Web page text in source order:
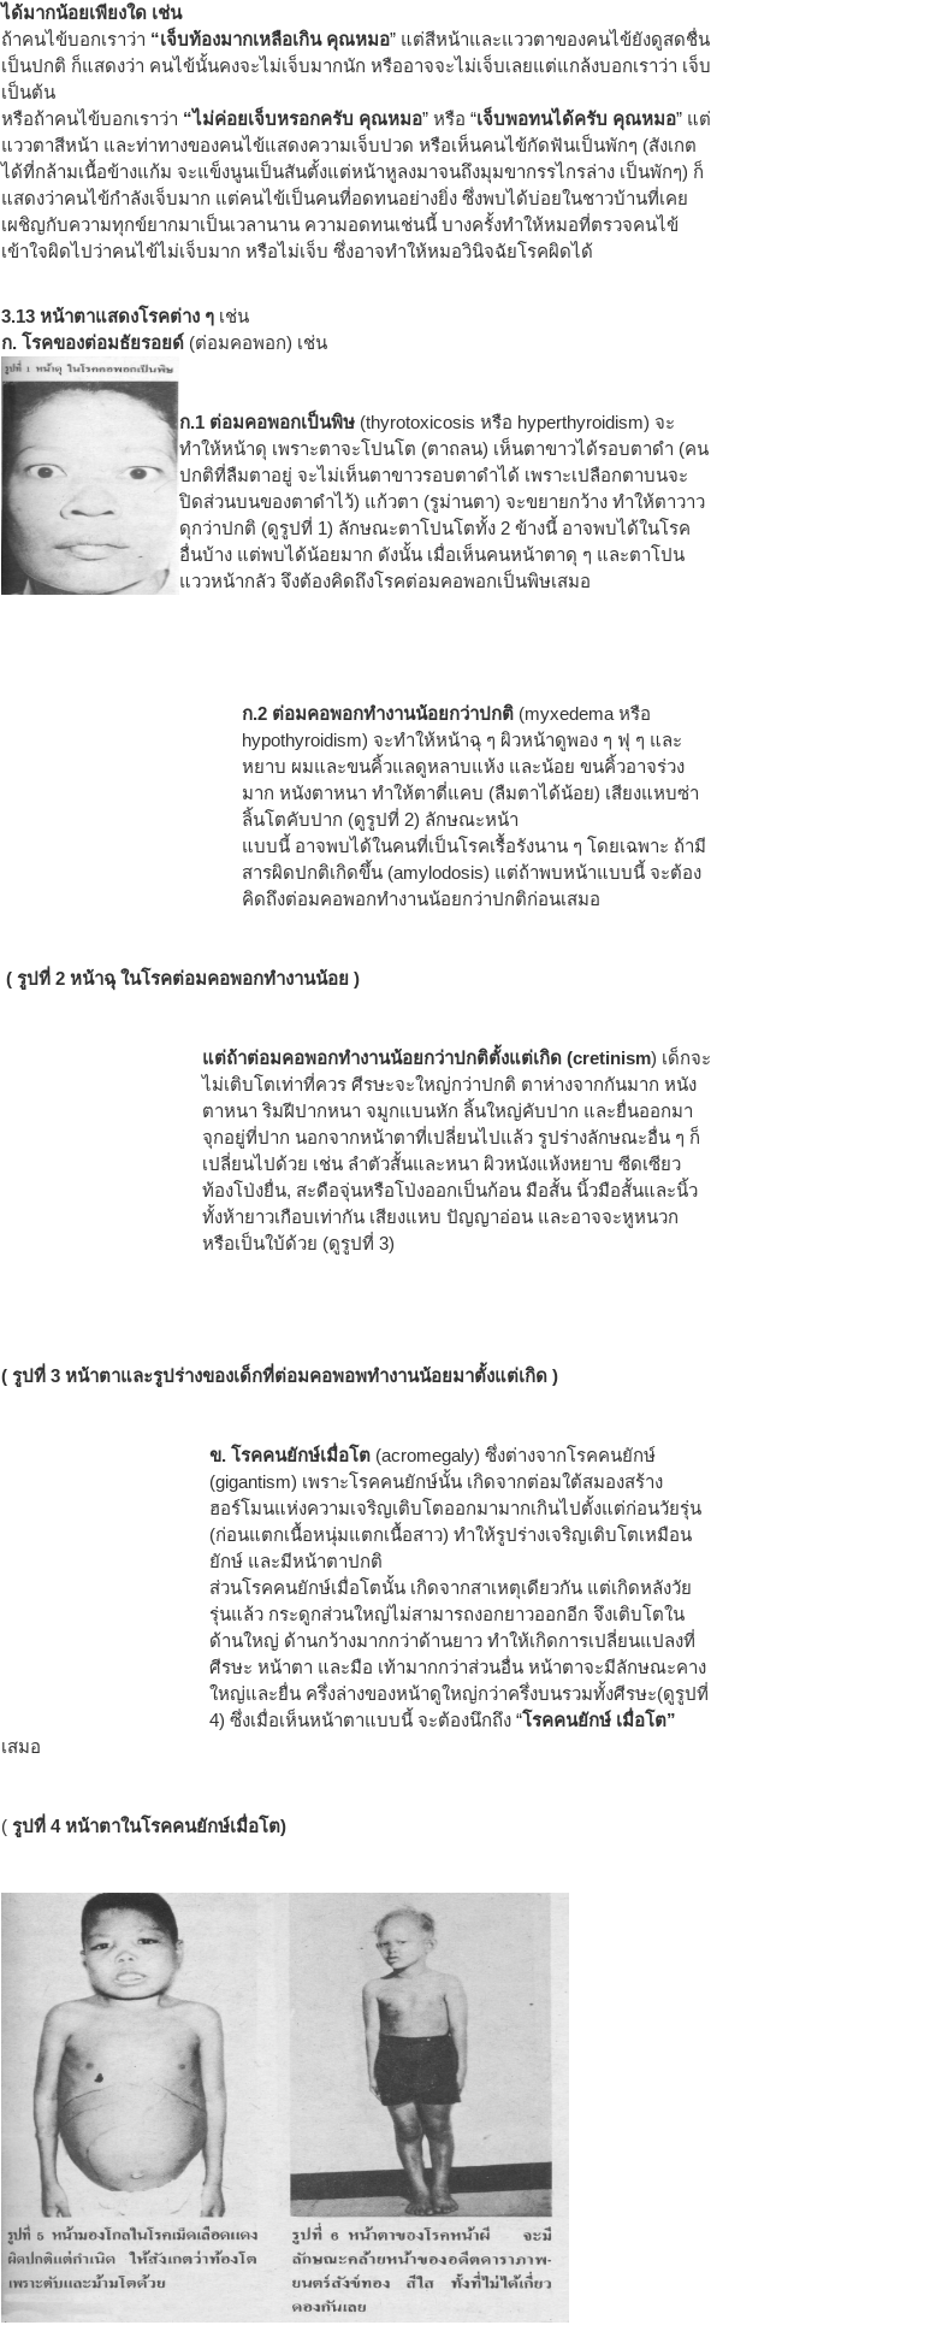
ได้มากน้อยเพียงใด เช่น
ถ้าคนไข้บอกเราว่า “เจ็บท้องมากเหลือเกิน คุณหมอ” แต่สีหน้าและแววตาของคนไข้ยังดูสดชื่น
เป็นปกติ ก็แสดงว่า คนไข้นั้นคงจะไม่เจ็บมากนัก หรืออาจจะไม่เจ็บเลยแต่แกล้งบอกเราว่า เจ็บ
เป็นต้น
หรือถ้าคนไข้บอกเราว่า “ไม่ค่อยเจ็บหรอกครับ คุณหมอ” หรือ “เจ็บพอทนได้ครับ คุณหมอ” แต่
แววตาสีหน้า และท่าทางของคนไข้แสดงความเจ็บปวด หรือเห็นคนไข้กัดฟันเป็นพักๆ (สังเกต
ได้ที่กล้ามเนื้อข้างแก้ม จะแข็งนูนเป็นสันตั้งแต่หน้าหูลงมาจนถึงมุมขากรรไกรล่าง เป็นพักๆ) ก็
แสดงว่าคนไข้กำลังเจ็บมาก แต่คนไข้เป็นคนที่อดทนอย่างยิ่ง ซึ่งพบได้บ่อยในชาวบ้านที่เคย
เผชิญกับความทุกข์ยากมาเป็นเวลานาน ความอดทนเช่นนี้ บางครั้งทำให้หมอที่ตรวจคนไข้
เข้าใจผิดไปว่าคนไข้ไม่เจ็บมาก หรือไม่เจ็บ ซึ่งอาจทำให้หมอวินิจฉัยโรคผิดได้
3.13 หน้าตาแสดงโรคต่าง ๆ เช่น
ก. โรคของต่อมธัยรอยด์ (ต่อมคอพอก) เช่น
ก.1 ต่อมคอพอกเป็นพิษ (thyrotoxicosis หรือ hyperthyroidism) จะ
ทำให้หน้าดุ เพราะตาจะโปนโต (ตาถลน) เห็นตาขาวได้รอบตาดำ (คน
ปกติที่ลืมตาอยู่ จะไม่เห็นตาขาวรอบตาดำได้ เพราะเปลือกตาบนจะ
ปิดส่วนบนของตาดำไว้) แก้วตา (รูม่านตา) จะขยายกว้าง ทำให้ตาวาว
ดุกว่าปกติ (ดูรูปที่ 1) ลักษณะตาโปนโตทั้ง 2 ข้างนี้ อาจพบได้ในโรค
อื่นบ้าง แต่พบได้น้อยมาก ดังนั้น เมื่อเห็นคนหน้าตาดุ ๆ และตาโปน
แววหน้ากลัว จึงต้องคิดถึงโรคต่อมคอพอกเป็นพิษเสมอ
ก.2 ต่อมคอพอกทำงานน้อยกว่าปกติ (myxedema หรือ
hypothyroidism) จะทำให้หน้าฉุ ๆ ผิวหน้าดูพอง ๆ ฟุ ๆ และ
หยาบ ผมและขนคิ้วแลดูหลาบแห้ง และน้อย ขนคิ้วอาจร่วง
มาก หนังตาหนา ทำให้ตาตี่แคบ (ลืมตาได้น้อย) เสียงแหบซ่า
ลิ้นโตคับปาก (ดูรูปที่ 2) ลักษณะหน้า
แบบนี้ อาจพบได้ในคนที่เป็นโรคเรื้อรังนาน ๆ โดยเฉพาะ ถ้ามี
สารผิดปกติเกิดขึ้น (amylodosis) แต่ถ้าพบหน้าแบบนี้ จะต้อง
คิดถึงต่อมคอพอกทำงานน้อยกว่าปกติก่อนเสมอ
( รูปที่ 2 หน้าฉุ ในโรคต่อมคอพอกทำงานน้อย )
แต่ถ้าต่อมคอพอกทำงานน้อยกว่าปกติตั้งแต่เกิด (cretinism) เด็กจะ
ไม่เติบโตเท่าที่ควร ศีรษะจะใหญ่กว่าปกติ ตาห่างจากกันมาก หนัง
ตาหนา ริมฝีปากหนา จมูกแบนหัก ลิ้นใหญ่คับปาก และยื่นออกมา
จุกอยู่ที่ปาก นอกจากหน้าตาที่เปลี่ยนไปแล้ว รูปร่างลักษณะอื่น ๆ ก็
เปลี่ยนไปด้วย เช่น ลำตัวสั้นและหนา ผิวหนังแห้งหยาบ ซีดเซียว
ท้องโป่งยื่น, สะดือจุ่นหรือโป่งออกเป็นก้อน มือสั้น นิ้วมือสั้นและนิ้ว
ทั้งห้ายาวเกือบเท่ากัน เสียงแหบ ปัญญาอ่อน และอาจจะหูหนวก
หรือเป็นใบ้ด้วย (ดูรูปที่ 3)
( รูปที่ 3 หน้าตาและรูปร่างของเด็กที่ต่อมคอพอพทำงานน้อยมาตั้งแต่เกิด )
ข. โรคคนยักษ์เมื่อโต (acromegaly) ซึ่งต่างจากโรคคนยักษ์
(gigantism) เพราะโรคคนยักษ์นั้น เกิดจากต่อมใต้สมองสร้าง
ฮอร์โมนแห่งความเจริญเติบโตออกมามากเกินไปตั้งแต่ก่อนวัยรุ่น
(ก่อนแตกเนื้อหนุ่มแตกเนื้อสาว) ทำให้รูปร่างเจริญเติบโตเหมือน
ยักษ์ และมีหน้าตาปกติ
ส่วนโรคคนยักษ์เมื่อโตนั้น เกิดจากสาเหตุเดียวกัน แต่เกิดหลังวัย
รุ่นแล้ว กระดูกส่วนใหญ่ไม่สามารถงอกยาวออกอีก จึงเติบโตใน
ด้านใหญ่ ด้านกว้างมากกว่าด้านยาว ทำให้เกิดการเปลี่ยนแปลงที่
ศีรษะ หน้าตา และมือ เท้ามากกว่าส่วนอื่น หน้าตาจะมีลักษณะคาง
ใหญ่และยื่น ครึ่งล่างของหน้าดูใหญ่กว่าครึ่งบนรวมทั้งศีรษะ(ดูรูปที่
4) ซึ่งเมื่อเห็นหน้าตาแบบนี้ จะต้องนึกถึง “โรคคนยักษ์ เมื่อโต”
เสมอ
( รูปที่ 4 หน้าตาในโรคคนยักษ์เมื่อโต)